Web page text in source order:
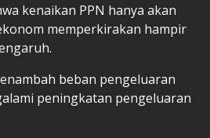
kenaikan PPN hanya akan
memperkirakan hampir
beban pengeluaran
peningkatan pengeluaran